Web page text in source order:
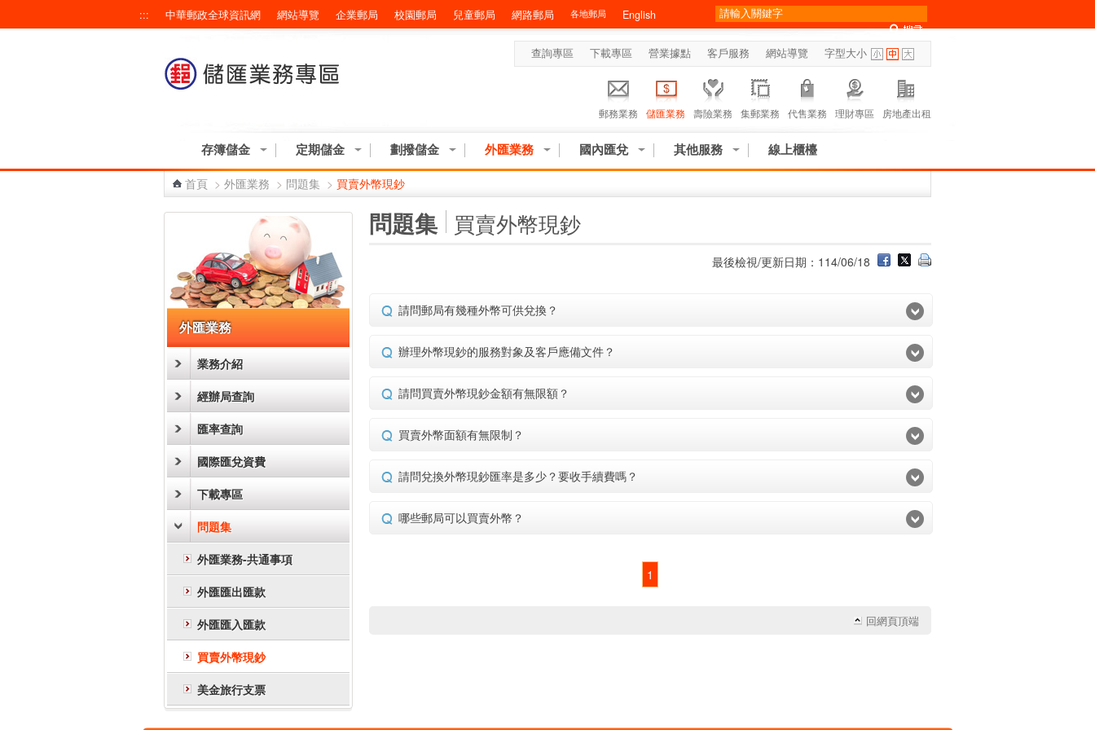
::: 中華郵政全球資訊網 網站導覽 企業郵局 校園郵局 兒童郵局 網路郵局 各地郵局 English
查詢專區 下載專區 營業據點 客戶服務 網站導覽 字型大小
郵務業務 儲匯業務 壽險業務 集郵業務 代售業務 理財專區 房地產出租
存簿儲金 定期儲金 劃撥儲金 外匯業務 國內匯兌 其他服務 線上櫃檯
首頁 > 外匯業務 > 問題集 > 買賣外幣現鈔
外匯業務
業務介紹
經辦局查詢
匯率查詢
國際匯兌資費
下載專區
問題集
外匯業務-共通事項
外匯匯出匯款
外匯匯入匯款
買賣外幣現鈔
美金旅行支票
問題集 買賣外幣現鈔
最後檢視/更新日期：114/06/18
請問郵局有幾種外幣可供兌換？
辦理外幣現鈔的服務對象及客戶應備文件？
請問買賣外幣現鈔金額有無限額？
買賣外幣面額有無限制？
請問兌換外幣現鈔匯率是多少？要收手續費嗎？
哪些郵局可以買賣外幣？
1
回網頁頂端